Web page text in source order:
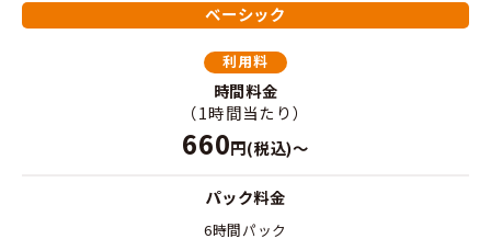
ベーシック
利用料
時間料金
（1時間当たり）
660円(税込)～
パック料金
6時間パック